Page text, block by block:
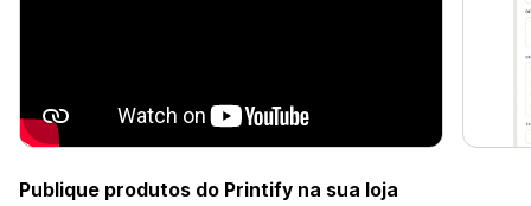
Publique produtos do Printify na sua loja